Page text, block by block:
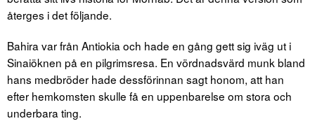
återges i det följande.
Bahira var från Antiokia och hade en gång gett sig iväg ut i
Sinaiöknen på en pilgrimsresa. En vördnadsvärd munk bland
hans medbröder hade dessförinnan sagt honom, att han
efter hemkomsten skulle få en uppenbarelse om stora och
underbara ting.